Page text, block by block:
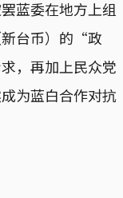
蓝委在地方上组
台币）的“政
，再加上民众党
为蓝白合作对抗